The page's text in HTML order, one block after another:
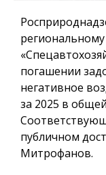
погашении
негативное
за 2025 в
публичном
Митрофанов.